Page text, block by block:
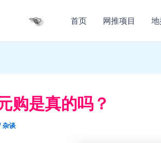
首页 网推项目 地
购是真的吗？
杂谈